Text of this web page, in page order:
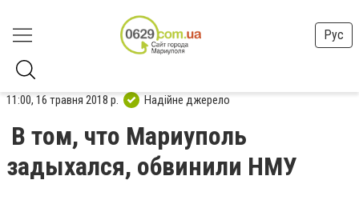
Рус
11:00, 16 травня 2018 р. Надійне джерело
В том, что Мариуполь
задыхался, обвинили НМУ